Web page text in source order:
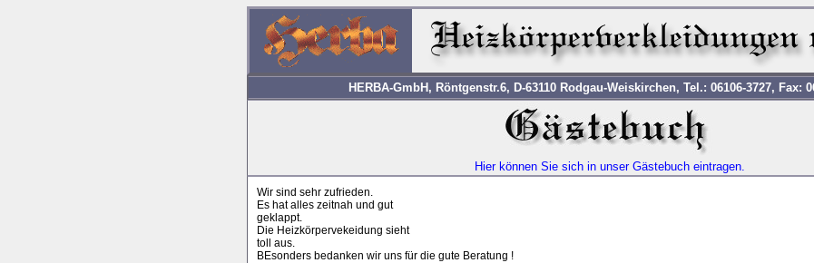
HERBA-GmbH, Röntgenstr.6, D-63110 Rodgau-Weiskirchen, Tel.: 06106-3727, Fax:
Hier können Sie sich in unser Gästebuch eintragen.
Wir sind sehr zufrieden.
Es hat alles zeitnah und gut
geklappt.
Die Heizkörpervekeidung sieht
toll aus.
BEsonders bedanken wir uns für die gute Beratung !